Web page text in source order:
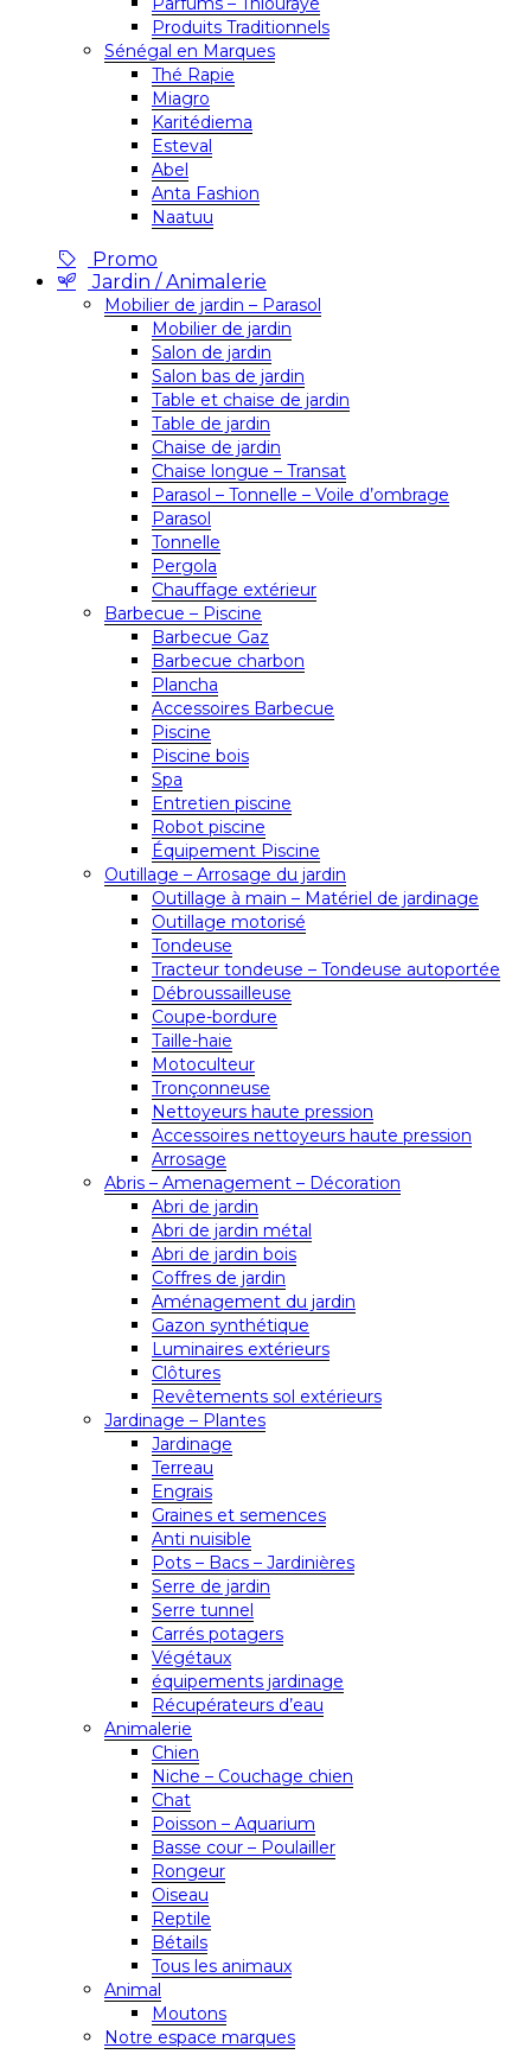
Produits Traditionnels
Sénégal en Marques
Thé Rapie
Miagro
Karitédiema
Esteval
Abel
Anta Fashion
Naatuu
Promo
Jardin / Animalerie
Mobilier de jardin – Parasol
Mobilier de jardin
Salon de jardin
Salon bas de jardin
Table et chaise de jardin
Table de jardin
Chaise de jardin
Chaise longue – Transat
Parasol – Tonnelle – Voile d’ombrage
Parasol
Tonnelle
Pergola
Chauffage extérieur
Barbecue – Piscine
Barbecue Gaz
Barbecue charbon
Plancha
Accessoires Barbecue
Piscine
Piscine bois
Spa
Entretien piscine
Robot piscine
Équipement Piscine
Outillage – Arrosage du jardin
Outillage à main – Matériel de jardinage
Outillage motorisé
Tondeuse
Tracteur tondeuse – Tondeuse autoportée
Débroussailleuse
Coupe-bordure
Taille-haie
Motoculteur
Tronçonneuse
Nettoyeurs haute pression
Accessoires nettoyeurs haute pression
Arrosage
Abris – Amenagement – Décoration
Abri de jardin
Abri de jardin métal
Abri de jardin bois
Coffres de jardin
Aménagement du jardin
Gazon synthétique
Luminaires extérieurs
Clôtures
Revêtements sol extérieurs
Jardinage – Plantes
Jardinage
Terreau
Engrais
Graines et semences
Anti nuisible
Pots – Bacs – Jardinières
Serre de jardin
Serre tunnel
Carrés potagers
Végétaux
équipements jardinage
Récupérateurs d’eau
Animalerie
Chien
Niche – Couchage chien
Chat
Poisson – Aquarium
Basse cour – Poulailler
Rongeur
Oiseau
Reptile
Bétails
Tous les animaux
Animal
Moutons
Notre espace marques